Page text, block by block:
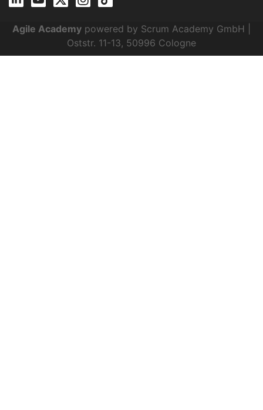
Agile Academy powered by Scrum Academy GmbH |
Oststr. 11-13, 50996 Cologne